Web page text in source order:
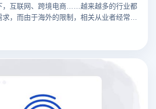
，互联网、跨境电商……越来越多的行业都
，而由于海外的限制，相关从业者经常要
容用到不同的IP，这时候便要用到指纹浏览
么是指纹浏览器之前，我们需要知道什么